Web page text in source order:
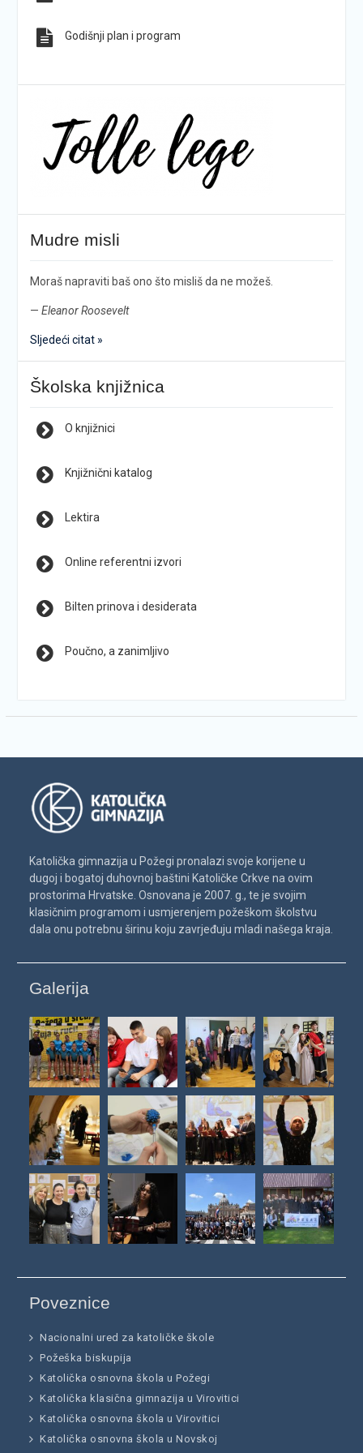
Godišnji plan i program
Mudre misli
Moraš napraviti baš ono što misliš da ne možeš.
— Eleanor Roosevelt
Sljedeći citat »
Školska knjižnica
O knjižnici
Knjižnični katalog
Lektira
Online referentni izvori
Bilten prinova i desiderata
Poučno, a zanimljivo
Katolička gimnazija u Požegi pronalazi svoje korijene u
dugoj i bogatoj duhovnoj baštini Katoličke Crkve na ovim
prostorima Hrvatske. Osnovana je 2007. g., te je svojim
klasičnim programom i usmjerenjem požeškom školstvu
dala onu potrebnu širinu koju zavrjeđuju mladi našega kraja.
Galerija
Poveznice
Nacionalni ured za katoličke škole
Požeška biskupija
Katolička osnovna škola u Požegi
Katolička klasična gimnazija u Virovitici
Katolička osnovna škola u Virovitici
Katolička osnovna škola u Novskoj